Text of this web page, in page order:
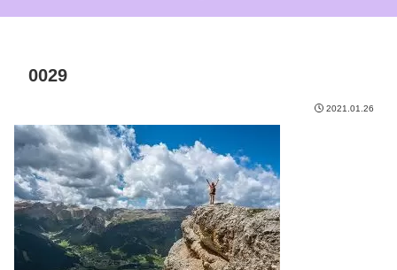
0029
2021.01.26